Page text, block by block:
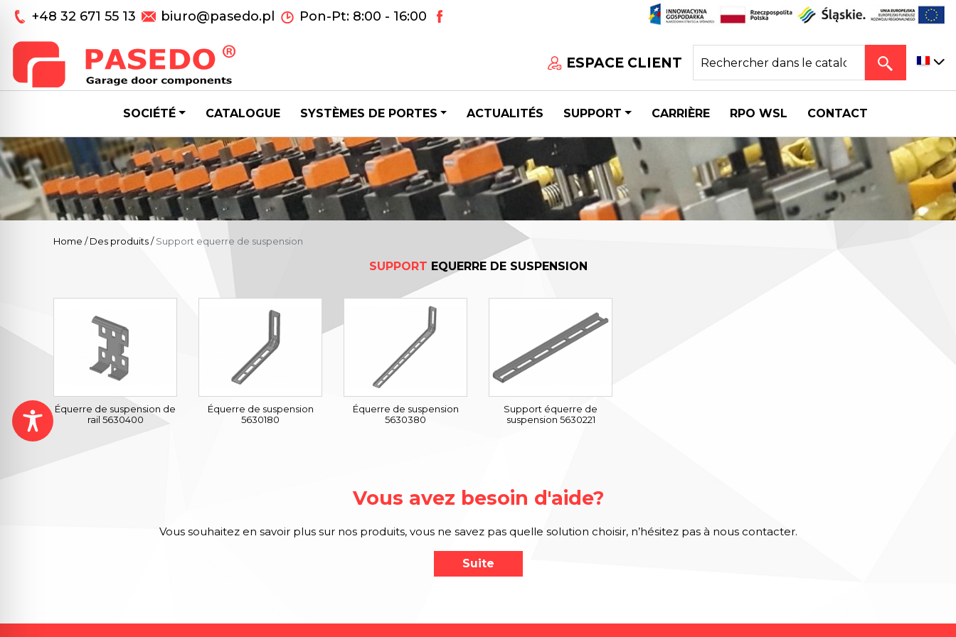
+48 32 671 55 13 biuro@pasedo.pl Pon-Pt: 8:00 - 16:00
ESPACE CLIENT
SOCIÉTÉ CATALOGUE SYSTÈMES DE PORTES ACTUALITÉS SUPPORT CARRIÈRE RPO WSL CONTACT
Home /Des produits/Support equerre de suspension
SUPPORT EQUERRE DE SUSPENSION
Équerre de suspension de
rail 5630400
Équerre de suspension
5630180
Équerre de suspension
5630380
Support équerre de
suspension 5630221
Vous avez besoin d'aide?
Vous souhaitez en savoir plus sur nos produits, vous ne savez pas quelle solution choisir, n’hésitez pas à nous contacter.
Suite